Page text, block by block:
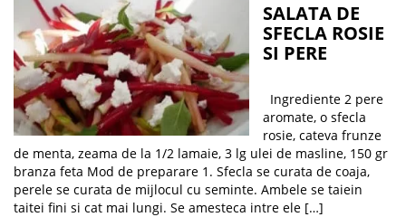
SALATA DE
SFECLA ROSIE
SI PERE
Ingrediente 2 pere
aromate, o sfecla
rosie, cateva frunze
de menta, zeama de la 1/2 lamaie, 3 lg ulei de masline, 150 gr
branza feta Mod de preparare 1. Sfecla se curata de coaja,
perele se curata de mijlocul cu seminte. Ambele se taiein
taitei fini si cat mai lungi. Se amesteca intre ele […]